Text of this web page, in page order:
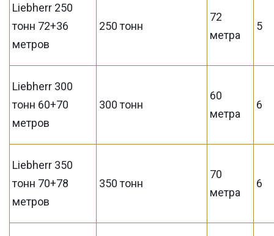
Liebherr 250
тонн 72+36
метров
250 тонн
72
метра
5
Liebherr 300
тонн 60+70
метров
300 тонн
60
метра
6
Liebherr 350
тонн 70+78
метров
350 тонн
70
метра
6